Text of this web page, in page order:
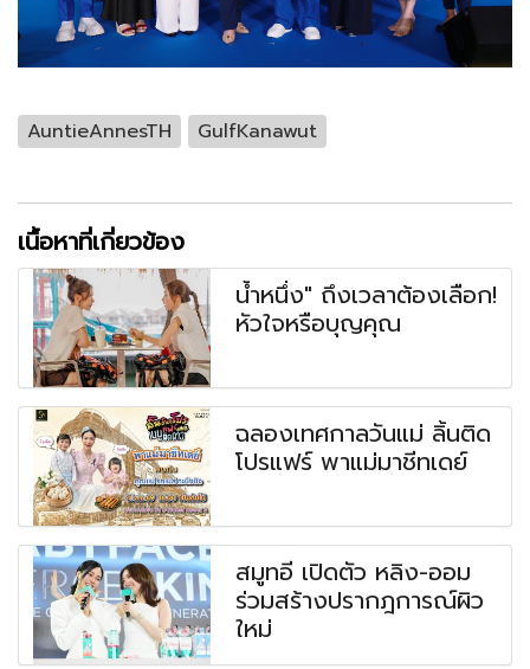
AuntieAnnesTH GulfKanawut
เนื้อหาที่เกี่ยวข้อง
น้ำหนึ่ง" ถึงเวลาต้องเลือก!
หัวใจหรือบุญคุณ
ฉลองเทศกาลวันแม่ ลิ้นติด
โปรแฟร์ พาแม่มาชีทเดย์
สมูทอี เปิดตัว หลิง-ออม
ร่วมสร้างปรากฎการณ์ผิว
ใหม่